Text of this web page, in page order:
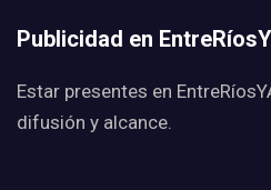
Publicidad en
Estar presentes en
difusión y alcance.